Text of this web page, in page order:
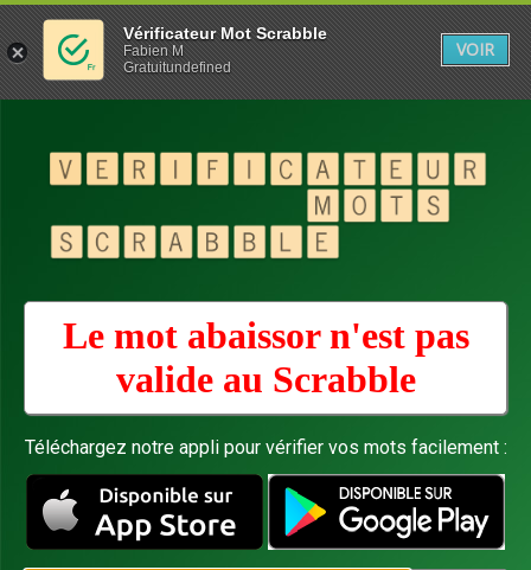
Le mot abaissor n'est pas
valide au Scrabble
Téléchargez notre appli pour vérifier vos mots facilement :
Vérificateur Mot Scrabble
Fabien M
Gratuitundefined
VOIR